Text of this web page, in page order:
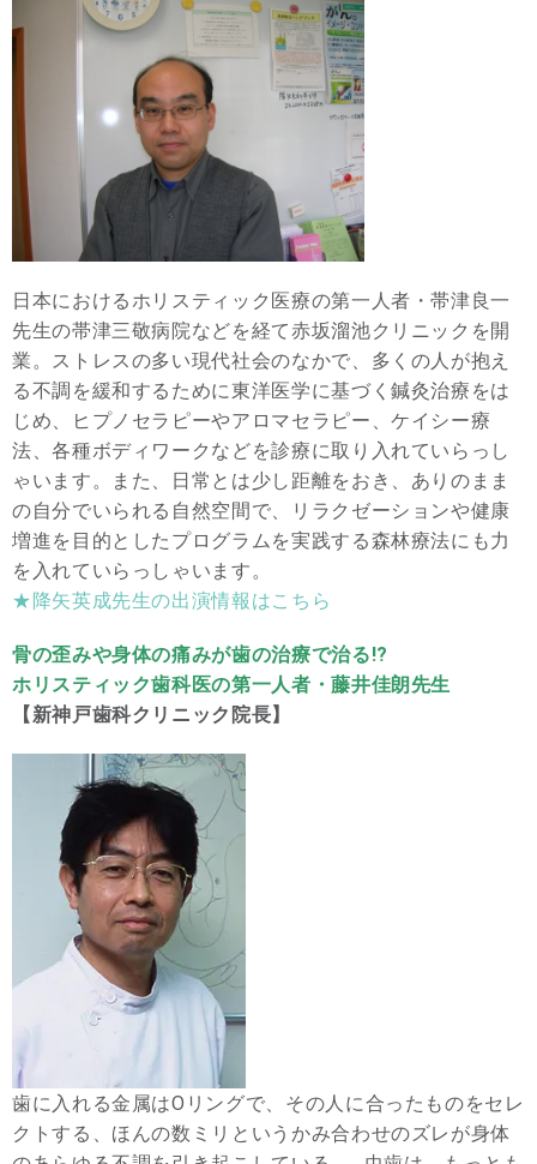
日本におけるホリスティック医療の第一人者・帯津良一
先生の帯津三敬病院などを経て赤坂溜池クリニックを開
業。ストレスの多い現代社会のなかで、多くの人が抱え
る不調を緩和するために東洋医学に基づく鍼灸治療をは
じめ、ヒプノセラピーやアロマセラピー、ケイシー療
法、各種ボディワークなどを診療に取り入れていらっし
ゃいます。また、日常とは少し距離をおき、ありのまま
の自分でいられる自然空間で、リラクゼーションや健康
増進を目的としたプログラムを実践する森林療法にも力
を入れていらっしゃいます。
★降矢英成先生の出演情報はこちら
骨の歪みや身体の痛みが歯の治療で治る!?
ホリスティック歯科医の第一人者・藤井佳朗先生
【新神戸歯科クリニック院長】
歯に入れる金属はOリングで、その人に合ったものをセレ
クトする、ほんの数ミリというかみ合わせのズレが身体